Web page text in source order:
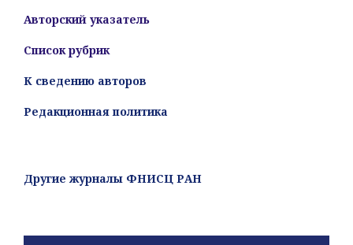
Авторский указатель
Список рубрик
К сведению авторов
Редакционная политика
Другие журналы ФНИСЦ РАН